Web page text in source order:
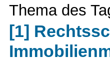
Thema des
[1]